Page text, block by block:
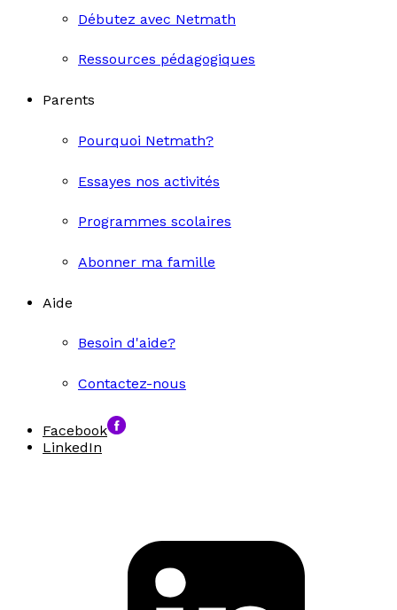
Débutez avec Netmath
Ressources pédagogiques
Parents
Pourquoi Netmath?
Essayes nos activités
Programmes scolaires
Abonner ma famille
Aide
Besoin d'aide?
Contactez-nous
Facebook
LinkedIn